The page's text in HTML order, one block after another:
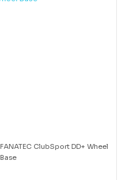
FANATEC ClubSport DD+ Wheel
Base